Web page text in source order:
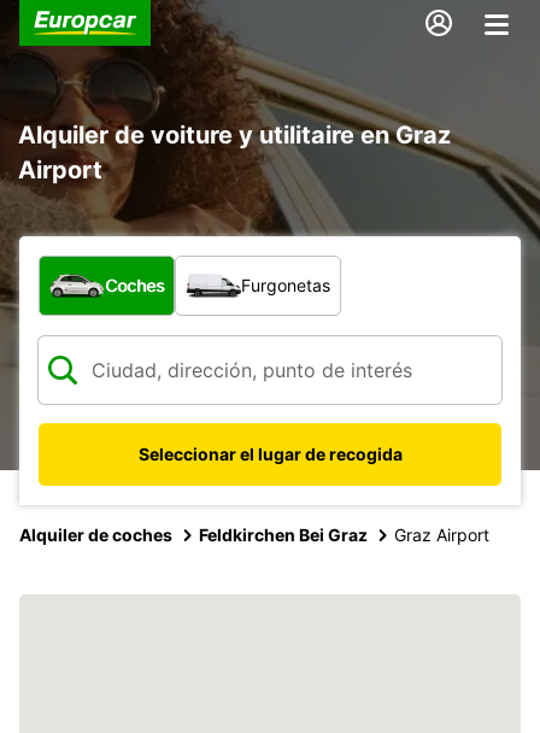
Alquiler de voiture y utilitaire en Graz
Airport
¿Qué tipo de vehículo?
Coches Furgonetas
Seleccionar el lugar de recogida
Alquiler de coches Feldkirchen Bei Graz Graz Airport